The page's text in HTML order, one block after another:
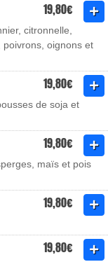
19,80€
citronnelle,
oignons et
19,80€
de soja et
19,80€
maïs et pois
19,80€
19,80€